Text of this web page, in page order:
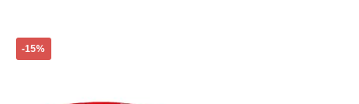
-15%
Dieses
Produkt